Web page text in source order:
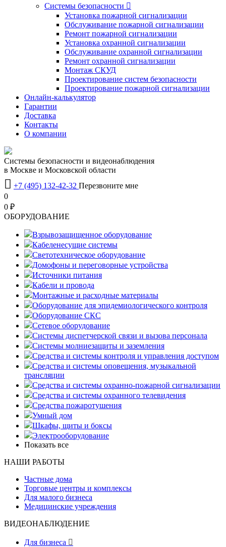
Системы безопасности 
Установка пожарной сигнализации
Обслуживание пожарной сигнализации
Ремонт пожарной сигнализации
Установка охранной сигнализации
Обслуживание охранной сигнализации
Ремонт охранной сигнализации
Монтаж СКУД
Проектирование систем безопасности
Проектирование пожарной сигнализации
Онлайн-калькулятор
Гарантии
Доставка
Контакты
О компании
Системы безопасности и видеонаблюдения
в Москве и Московской области
 +7 (495) 132-42-32 Перезвоните мне
0
0 ₽
OБОРУДОВАНИЕ
Взрывозащищенное оборудование
Кабеленесущие системы
Светотехническое оборудование
Домофоны и переговорные устройства
Источники питания
Кабели и провода
Монтажные и расходные материалы
Оборудование для эпидемиологического контроля
Оборудование СКС
Сетевое оборудование
Системы диспетчерской связи и вызова персонала
Системы молниезащиты и заземления
Средства и системы контроля и управления доступом
Средства и системы оповещения, музыкальной
трансляции
Средства и системы охранно-пожарной сигнализации
Средства и системы охранного телевидения
Средства пожаротушения
Умный дом
Шкафы, щиты и боксы
Электрооборудование
Показать все
НАШИ РАБОТЫ
Частные дома
Торговые центры и комплексы
Для малого бизнеса
Медицинские учреждения
ВИДЕОНАБЛЮДЕНИЕ
Для бизнеса 